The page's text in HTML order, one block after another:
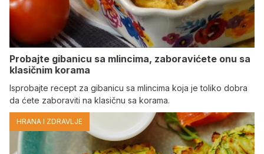
Probajte gibanicu sa mlincima, zaboravićete onu sa
klasičnim korama
Isprobajte recept za gibanicu sa mlincima koja je toliko dobra
da ćete zaboraviti na klasičnu sa korama.
HRANA I ZDRAVLJE